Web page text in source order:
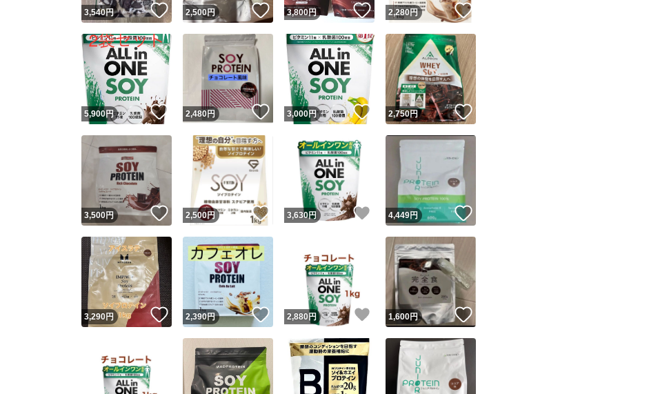
他フリマ実績◯+ このユーザーは他フリマサービスでの取引実績があります
スピード&安心発送
※このバッジは実績に基づく表示であり、発送を保証しているものではありません
スピード＆安心発送
このユーザーは高頻度で24時間以内＆設定した発送日数内に発送してい
ます
このユーザーは高頻度で24時間以内に発送しています
安心発送 このユーザーは設定した発送日数内に発送しています
出品ページへ
キャンセル
3,540円 いいね！
2,500円 いいね！
3,800円 いいね！
2,280円
5,900円 いいね！
2,480円 いいね！
3,000円 いいね！
2,750円 いいね！
3,500円 いいね！
2,500円 いいね！
3,630円 いいね！
4,449円
3,290円 いいね！
2,390円 いいね！
2,880 円 いいね！
1,600円